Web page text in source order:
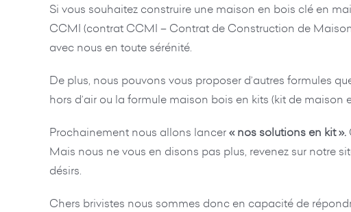
Si vous souhaitez construire une maison en bois clé en
CCMI (contrat CCMI – Contrat de Construction de
avec nous en toute sérénité.
De plus, nous pouvons vous proposer d’autres formules
hors d’air ou la formule maison bois en kits (kit de
Prochainement nous allons lancer« nos solutions en kit ».
Mais nous ne vous en disons pas plus, revenez sur notre
désirs.
Chers brivistes nous sommes donc en capacité de